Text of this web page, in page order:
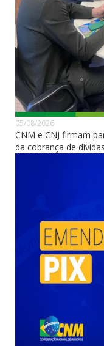
05/08/2026
CNM e CNJ firmam
da cobrança de